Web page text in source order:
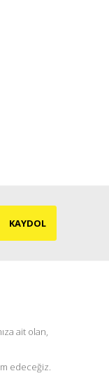
KAYDOL
ait olan,
edeceğiz.